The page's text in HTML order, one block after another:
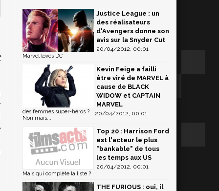
Justice League : un
des réalisateurs
d'Avengers donne son
avis sur la Snyder Cut
20/04/2012, 00:01
Marvel loves DC
Kevin Feige a failli
être viré de MARVEL à
cause de BLACK
WIDOW et CAPTAIN
MARVEL
20/04/2012, 00:01
des femmes super-héros ?
Non mais...
Top 20 : Harrison Ford
est l'acteur le plus
"bankable" de tous
les temps aux US
20/04/2012, 00:01
Mais qui complète la liste ?
THE FURIOUS : oui, il